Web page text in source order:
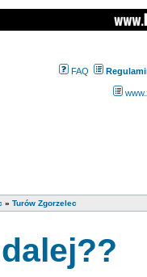
FAQ
» Turów Zgorzelec